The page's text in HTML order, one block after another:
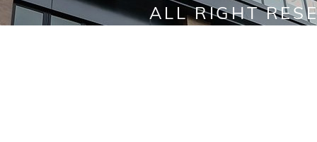
ALL RIGHT